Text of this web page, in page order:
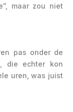
maar zou niet
pas onder de
die echter kon
uren, was juist